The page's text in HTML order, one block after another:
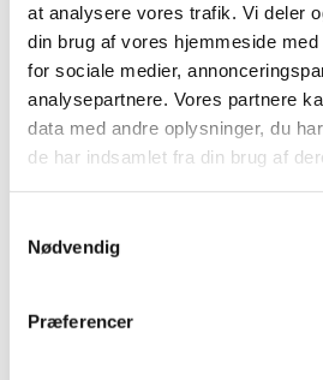
at analysere vores trafik. Vi deler
din brug af vores hjemmeside
for sociale medier,
analysepartnere. Vores partnere
data med andre oplysninger, du
de har indsamlet fra din brug af
Nødvendig
Præferencer
Det skal have støtte fra
borgere fra minimum syv
periode på max. 12 måneder.
Der kræves et minimum af
enkelt af de syv lande. I f.eks.
medlemslande.
kontaktpunkt for
mere om borgerinitiativet,